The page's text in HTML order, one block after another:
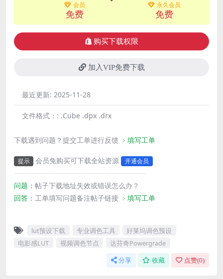
会员
免费
永久会员
免费
购买下载权限
加入VIP免费下载
最近更新: 2025-11-28
文件格式：: .Cube .dpx .drx
下载遇到问题？提交工单进行反馈 ﹥填写工单
提示 会员免购买可下载全站资源 开通会员
———————————————————
问题： 帖子下载地址失效或错误怎么办？
回答： 工单填写问题备注帖子链接 ﹥填写工单
lut预设下载 专业调色工具
好莱坞调色预设
电影感LUT
视频调色节点 达芬奇Powergrade
分享 收藏 点赞(0)